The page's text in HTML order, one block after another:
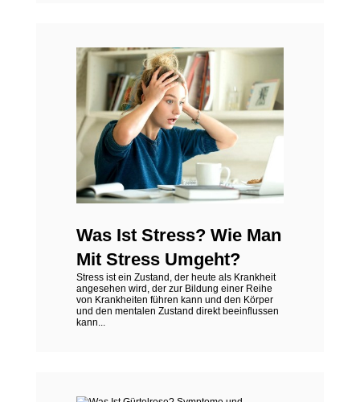
Was Ist Stress? Wie Man
Mit Stress Umgeht?
Stress ist ein Zustand, der heute als Krankheit
angesehen wird, der zur Bildung einer Reihe
von Krankheiten führen kann und den Körper
und den mentalen Zustand direkt beeinflussen
kann...